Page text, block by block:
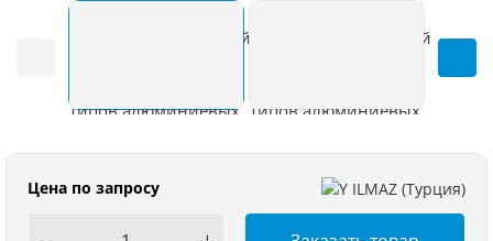
Цена по запросу